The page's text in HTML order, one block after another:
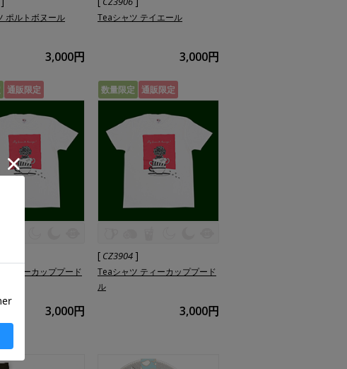
ポルトボヌール
3,000円
Teaシャツ テイエール
3,000円
通販限定
ティーカッププード
3,000円
数量限定 通販限定
[ CZ3904 ]
Teaシャツ ティーカッププード
ル
3,000円